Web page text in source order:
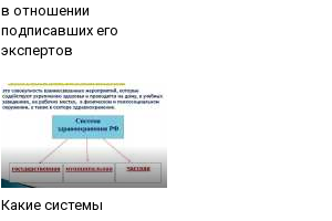
в отношении
подписавших его
экспертов
Какие системы